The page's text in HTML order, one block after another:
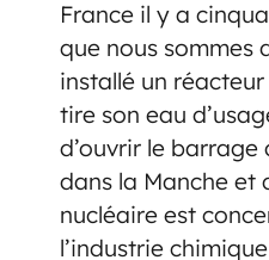
France il y a
que nous sommes
installé un
tire son eau
d’ouvrir le barrage
dans la Manche et
nucléaire est
l’industrie